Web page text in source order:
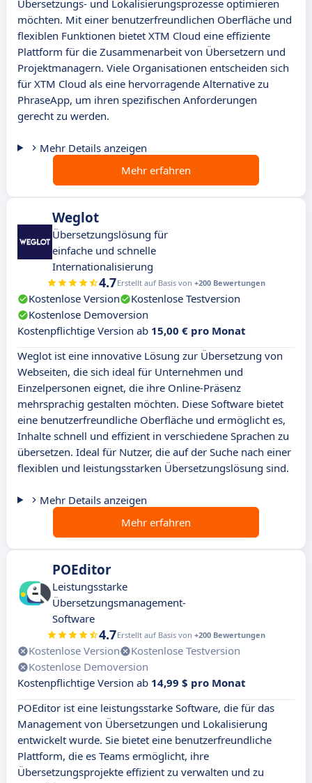
Übersetzungs- und Lokalisierungsprozesse optimieren
möchten. Mit einer benutzerfreundlichen Oberfläche und
flexiblen Funktionen bietet XTM Cloud eine effiziente
Plattform für die Zusammenarbeit von Übersetzern und
Projektmanagern. Viele Organisationen entscheiden sich
für XTM Cloud als eine hervorragende Alternative zu
PhraseApp, um ihren spezifischen Anforderungen
gerecht zu werden.
Mehr Details anzeigen
Mehr erfahren
Weglot
Übersetzungslösung für
einfache und schnelle
Internationalisierung
4.7Erstellt auf Basis von +200 Bewertungen
Kostenlose Version
Kostenlose Testversion
Kostenlose Demoversion
Kostenpflichtige Version ab 15,00 € pro Monat
Weglot ist eine innovative Lösung zur Übersetzung von
Webseiten, die sich ideal für Unternehmen und
Einzelpersonen eignet, die ihre Online-Präsenz
mehrsprachig gestalten möchten. Diese Software bietet
eine benutzerfreundliche Oberfläche und ermöglicht es,
Inhalte schnell und effizient in verschiedene Sprachen zu
übersetzen. Ideal für Nutzer, die auf der Suche nach einer
flexiblen und leistungsstarken Übersetzungslösung sind.
Mehr Details anzeigen
Mehr erfahren
POEditor
Leistungsstarke
Übersetzungsmanagement-
Software
4.7Erstellt auf Basis von +200 Bewertungen
Kostenlose Version
Kostenlose Testversion
Kostenlose Demoversion
Kostenpflichtige Version ab 14,99 $ pro Monat
POEditor ist eine leistungsstarke Software, die für das
Management von Übersetzungen und Lokalisierung
entwickelt wurde. Sie bietet eine benutzerfreundliche
Plattform, die es Teams ermöglicht, ihre
Übersetzungsprojekte effizient zu verwalten und zu